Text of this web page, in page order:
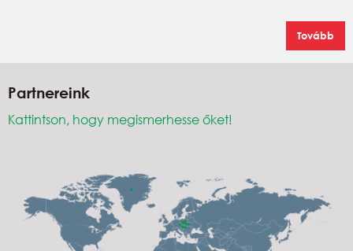
Tovább
Partnereink
Kattintson, hogy megismerhesse őket!